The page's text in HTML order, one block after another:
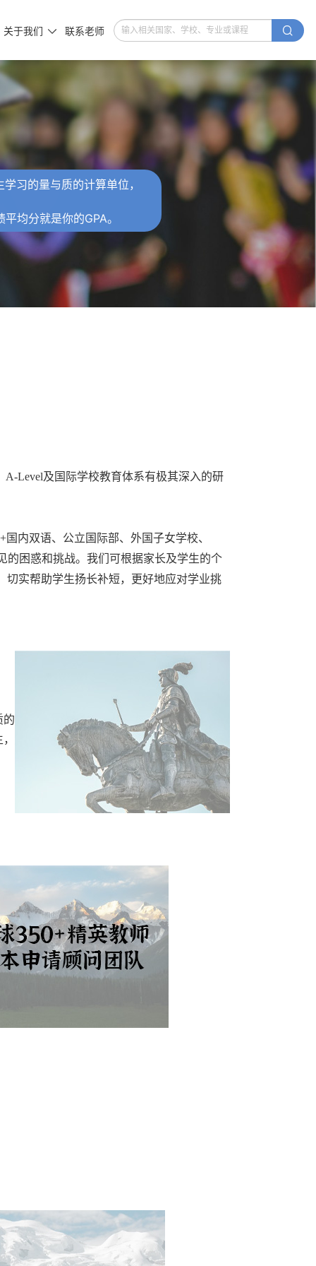
关于我们  联系老师 
习的量与质的计算单位，
均分就是你的GPA。
Level及国际学校教育体系有极其深入的研
内双语、公立国际部、外国子女学校、
的困惑和挑战。我们可根据家长及学生的个
切实帮助学生扬长补短，更好地应对学业挑
的